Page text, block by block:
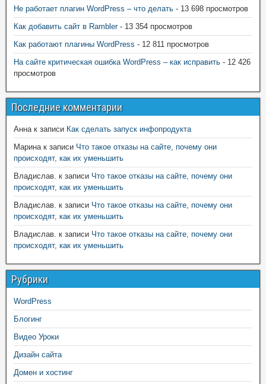
Не работает плагин WordPress – что делать - 13 698 просмотров
Как добавить сайт в Rambler- 13 354 просмотров
Как работают плагины WordPress - 12 811 просмотров
На сайте критическая ошибка WordPress – как исправить - 12 426
просмотров
Последние комментарии
Аннак записи Как сделать запуск инфопродукта
Маринак записи Что такое отказы на сайте, почему они
происходят, как их уменьшить
Владислав. к записи Что такое отказы на сайте, почему они
происходят, как их уменьшить
Владислав. к записи Что такое отказы на сайте, почему они
происходят, как их уменьшить
Владислав. к записи Что такое отказы на сайте, почему они
происходят, как их уменьшить
Рубрики
WordPress
Блогинг
Видео Уроки
Дизайн сайта
Домен и хостинг